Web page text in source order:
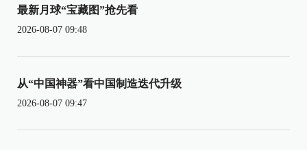
最新月球“宝藏图”抢先看
2026-08-07 09:48
从“中国神器”看中国制造迭代升级
2026-08-07 09:47